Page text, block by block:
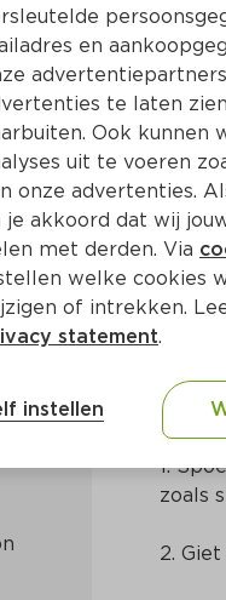
met
60 Min
1.
zoals
2.
en
te laten
Ook kunnen
uit te voeren
onze advertenties.
je akkoord dat wij
met derden. Via
welke cookies
of intrekken.
statement.
instellen